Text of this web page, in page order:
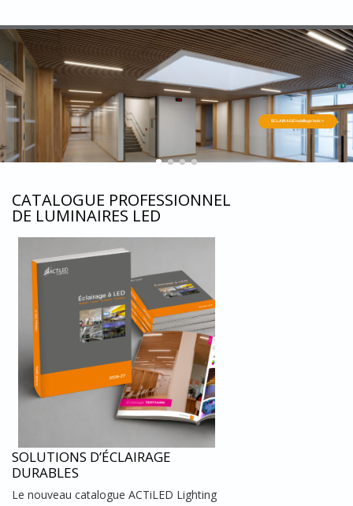
ECLAIRAGE habillage bois >
CATALOGUE PROFESSIONNEL
DE LUMINAIRES LED
SOLUTIONS D’ÉCLAIRAGE
DURABLES
Le nouveau catalogue ACTiLED Lighting